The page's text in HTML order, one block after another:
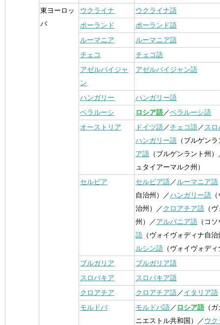
東ヨーロッ
パ
ウクライナ
ウクライナ語
ポーランド
ポーランド語
ルーマニア
ルーマニア語
チェコ
チェコ語
アゼルバイジャ
ン
アゼルバイジャン語
ハンガリー
ハンガリー語
ベラルーシ
ロシア語／ベラルーシ語
オーストリア
ドイツ語／チェコ語／ ス
ハンガリー語 （ブルゲン
ア語 （ブルゲンラント州）
ュタイアーマルク州）
セルビア
セルビア語／ ルーマニア語
自治州）／ハンガリー語
治州）／クロアチア語 （
州）／アルバニア語 （コ
語 （ヴォイヴォディナ自
ルシン語 （ヴォイヴォデ
ブルガリア
ブルガリア語
スロバキア
スロバキア語
クロアチア
クロアチア語／イタリア語
モルドバ
モルドバ語／ ロシア語 （
ニエストル共和国）／ウク